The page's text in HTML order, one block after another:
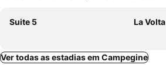
Suite 5 La Volta
Ver todas as estadias em Campegine